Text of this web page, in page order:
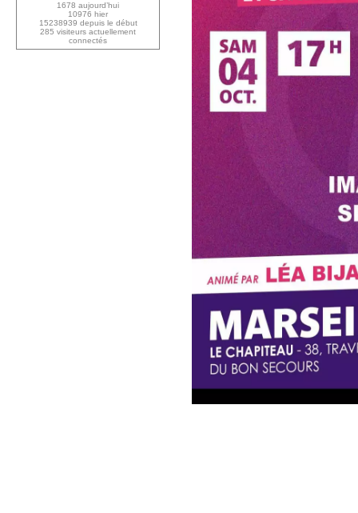
1678 aujourd’hui
10976 hier
15238939 depuis le début
285 visiteurs actuellement
connectés